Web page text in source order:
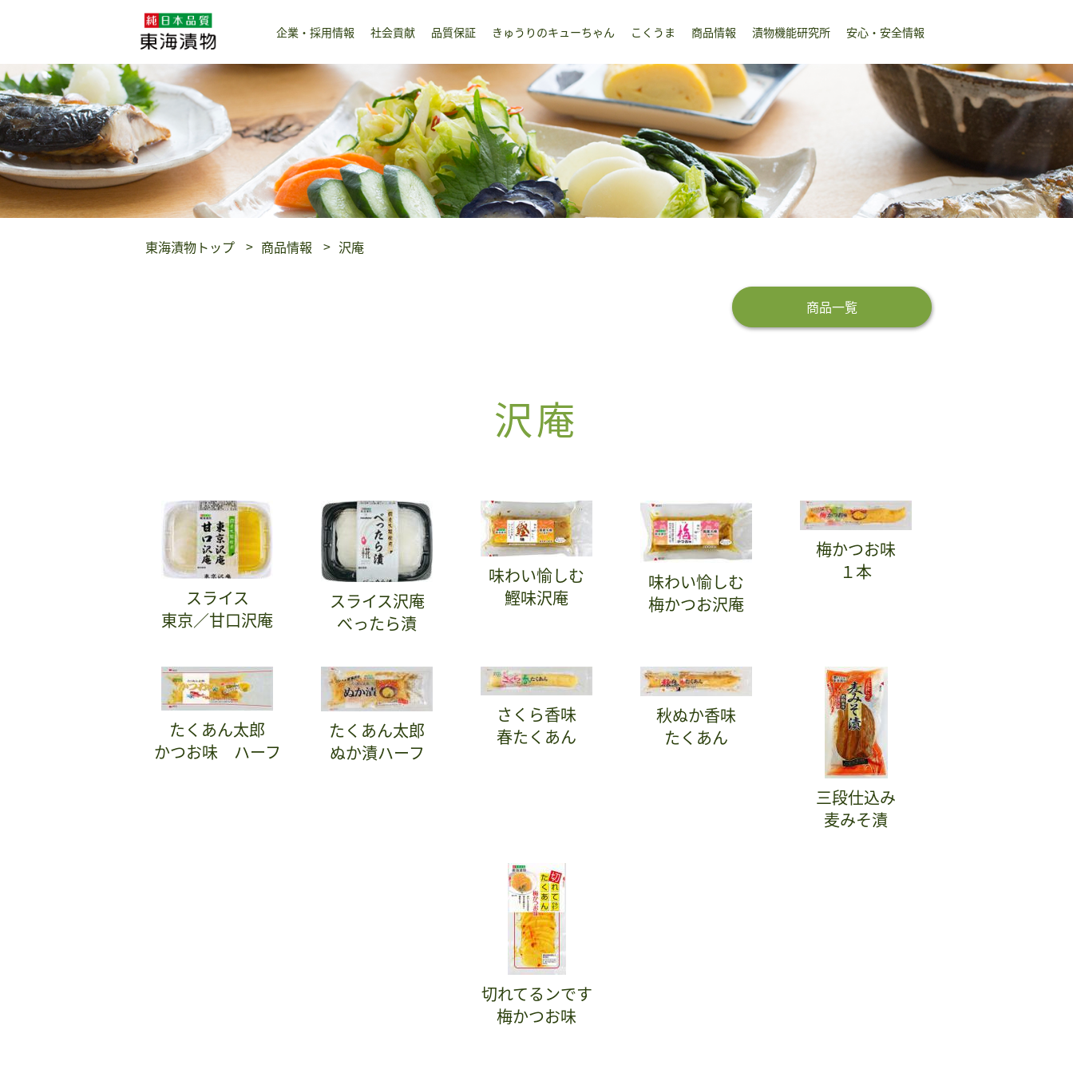
企業・採用情報 社会貢献 品質保証 きゅうりのキューちゃん こくうま 商品情報 漬物機能研究所 安心・安全情報
東海漬物トップ 商品情報 沢庵
商品一覧
沢庵
スライス
東京／甘口沢庵
スライス沢庵
べったら漬
味わい愉しむ
鰹味沢庵
味わい愉しむ
梅かつお沢庵
梅かつお味
１本
たくあん太郎
かつお味 ハーフ
たくあん太郎
ぬか漬ハーフ
さくら香味
春たくあん
秋ぬか香味
たくあん
三段仕込み
麦みそ漬
切れてるンです
梅かつお味